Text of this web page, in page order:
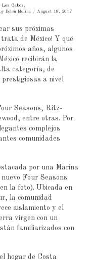
Los Cabos ,
Belen Molina August 18, 2017
sus próximas
trata de México! Y qué
años, algunos
recibirán la
categoría, de
a nivel
Seasons, Ritz-
entre otras. Por
complejos
comunidades
por una Marina
Four Seasons
la foto). Ubicada en
la comunidad
aislamiento y el
virgen con un
familiarizados con
hogar de Costa